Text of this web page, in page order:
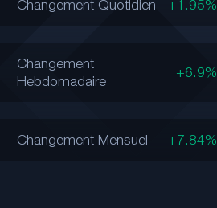
Changement Quotidien +1.95%
Changement
Hebdomadaire
+6.9%
Changement Mensuel +7.84%